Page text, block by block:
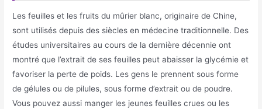
Les feuilles et les fruits du mûrier blanc, originaire de Chine,
sont utilisés depuis des siècles en médecine traditionnelle. Des
études universitaires au cours de la dernière décennie ont
montré que l’extrait de ses feuilles peut abaisser la glycémie et
favoriser la perte de poids. Les gens le prennent sous forme
de gélules ou de pilules, sous forme d’extrait ou de poudre.
Vous pouvez aussi manger les jeunes feuilles crues ou les